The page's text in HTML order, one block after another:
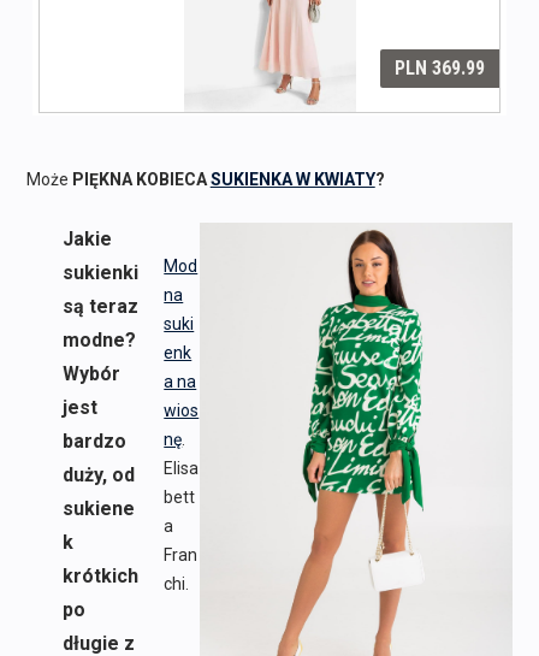
Może PIĘKNA KOBIECASUKIENKA W KWIATY?
Mod
na
suki
enk
a na
wios
nę
Elisa
bett
a
Fran
chi.
Jakie
sukienki
są teraz
modne?
Wybór
jest
bardzo
duży, od
sukiene
k
krótkich
po
długie z